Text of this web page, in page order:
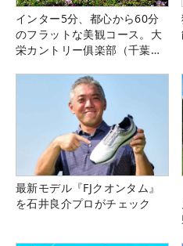
インター5分、都心から60分
のフラットな美観コース。大
栄カントリー俱楽部（千葉
最新モデル『FJクオンタム』
を石井良介プロがチェック